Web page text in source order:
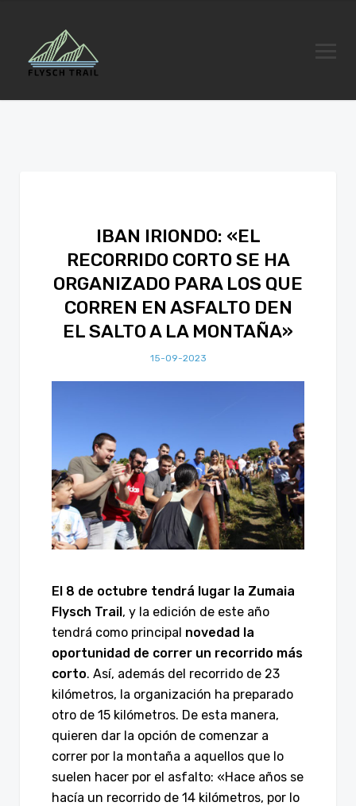
IBAN IRIONDO: «EL
RECORRIDO CORTO SE HA
ORGANIZADO PARA LOS QUE
CORREN EN ASFALTO DEN
EL SALTO A LA MONTAÑA»
15-09-2023
El 8 de octubre tendrá lugar la Zumaia
Flysch Trail, y la edición de este año
tendrá como principal novedad la
oportunidad de correr un recorrido más
corto. Así, además del recorrido de 23
kilómetros, la organización ha preparado
otro de 15 kilómetros. De esta manera,
quieren dar la opción de comenzar a
correr por la montaña a aquellos que lo
suelen hacer por el asfalto: «Hace años se
hacía un recorrido de 14 kilómetros, por lo